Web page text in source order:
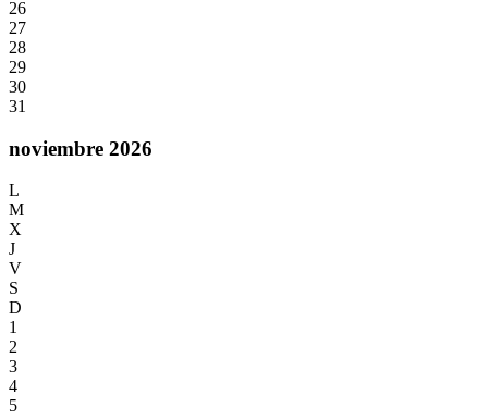
26
27
28
29
30
31
noviembre 2026
L
M
X
J
V
S
D
1
2
3
4
5